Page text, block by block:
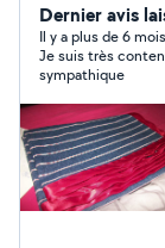
rencontrer des
pas
téléphone au
Dernier avis
Il y a plus de 6 mois
Je suis très
sympathique